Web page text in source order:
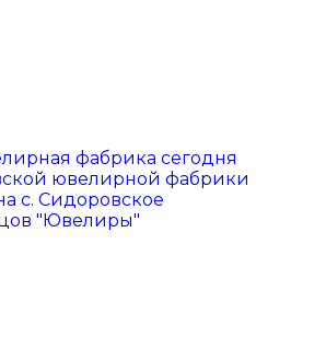
фабрика сегодня
ювелирной фабрики
с. Сидоровское
"Ювелиры"